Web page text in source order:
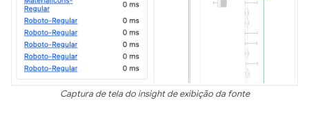
Captura de tela do insight de exibição da fonte